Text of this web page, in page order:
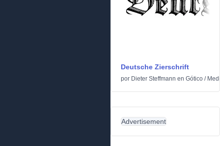
Deutsche Zierschrift
por Dieter Steffmann en Gótico /
Advertisement